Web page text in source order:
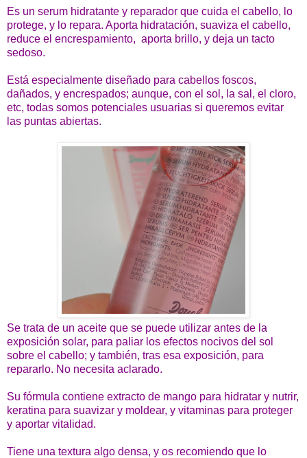
Es un serum hidratante y reparador que cuida el cabello, lo
protege, y lo repara. Aporta hidratación, suaviza el cabello,
reduce el encrespamiento, aporta brillo, y deja un tacto
sedoso.
Está especialmente diseñado para cabellos foscos,
dañados, y encrespados; aunque, con el sol, la sal, el cloro,
etc, todas somos potenciales usuarias si queremos evitar
las puntas abiertas.
Se trata de un aceite que se puede utilizar antes de la
exposición solar, para paliar los efectos nocivos del sol
sobre el cabello; y también, tras esa exposición, para
repararlo. No necesita aclarado.
Su fórmula contiene extracto de mango para hidratar y nutrir,
keratina para suavizar y moldear, y vitaminas para proteger
y aportar vitalidad.
Tiene una textura algo densa, y os recomiendo que lo